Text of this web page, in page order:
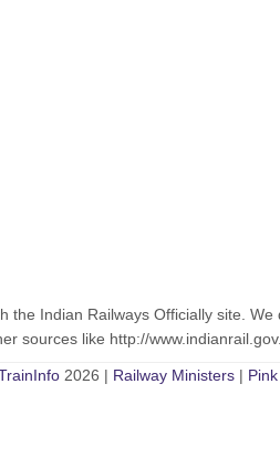
the Indian Railways Officially site.
sources like http://
2026 | Railway Ministers |